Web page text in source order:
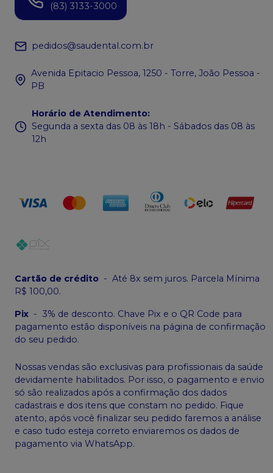
(83) 3133-3000
pedidos@saudental.com.br
Avenida Epitacio Pessoa, 1250 - Torre, João Pessoa -
PB
Horário de Atendimento:
Segunda a sexta das 08 às 18h - Sábados das 08 às
12h
Cartão de crédito - Até 8x sem juros. Parcela Mínima
R$ 100,00.
Pix - 3% de desconto. Chave Pix e o QR Code para
pagamento estão disponíveis na página de confirmação
do seu pedido.
Nossas vendas são exclusivas para profissionais da saúde
devidamente habilitados. Por isso, o pagamento e envio
só são realizados após a confirmação dos dados
cadastrais e dos itens que constam no pedido. Fique
atento, após você finalizar seu pedido faremos a análise
e caso tudo esteja correto enviaremos os dados de
pagamento via WhatsApp.